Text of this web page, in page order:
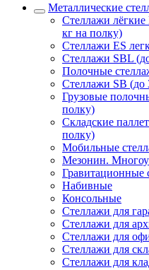
Металлические
Стеллажи
кг на полку)
Стеллажи ES
Стеллажи SBL
Полочные
Стеллажи SB (до
Грузовые
полку)
Складские
полку)
Мобильные
Мезонин.
Гравитационные
Набивные
Консольные
Стеллажи для
Стеллажи для
Стеллажи для
Стеллажи для
Стеллажи для